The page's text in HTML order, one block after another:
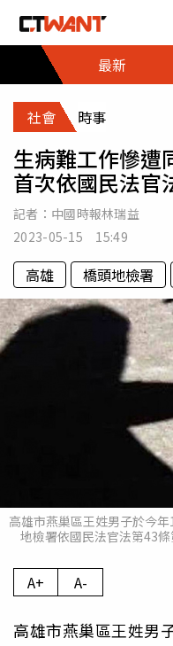
最新
社會 時事
生病難工作慘
首次依國民法官
記者： 中國時報林瑞益
2023-05-15 15:49
高雄 橋頭地檢署
高雄市燕巢區王姓男子於今
地檢署依國民法官法第43
A+ A-
高雄市燕巢區王姓男